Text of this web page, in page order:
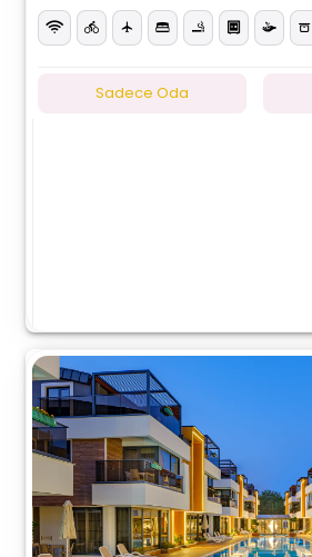
Sadece Oda